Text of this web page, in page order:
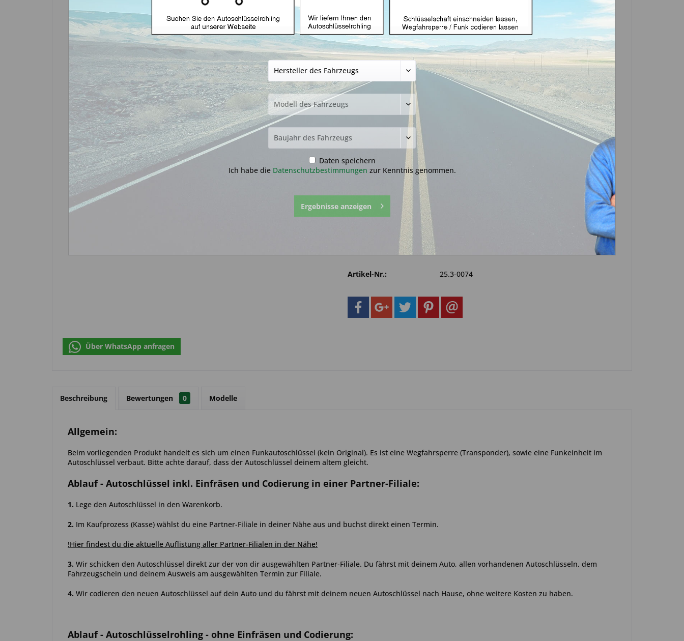
mit ID49-1C und HON66 (Attermarket
Produkt)
79,99 € *
inkl. MwSt. zzgl. Versandkosten
Lieferzeit ca. 1-3 Werktage
NEU: Kompletten Autoschlüssel in einer Partner-Filiale deiner Nähe
nachmachen lassen:
Der genaue Ablauf befindet sich in der Beschreibung. Scrolle einfach
runter.
Fragen zum Artikel?
Artikel-Nr.: 25.3-0074
Über WhatsApp anfragen
Beschreibung Bewertungen 0 Modelle
Allgemein:
Beim vorliegenden Produkt handelt es sich um einen Funkautoschlüssel (kein Original). Es ist eine Wegfahrsperre (Transponder), sowie eine Funkeinheit im
Autoschlüssel verbaut. Bitte achte darauf, dass der Autoschlüssel deinem altem gleicht.
Ablauf- Autoschlüssel inkl. Einfräsen und Codierung in einer Partner-Filiale:
1. Lege den Autoschlüssel in den Warenkorb.
2. Im Kaufprozess (Kasse) wählst du eine Partner-Filiale in deiner Nähe aus und buchst direkt einen Termin.
!Hier findest du die aktuelle Auflistung aller Partner-Filialen in der Nähe!
3. Wir schicken den Autoschlüssel direkt zur der von dir ausgewählten Partner-Filiale. Du fährst mit deinem Auto, allen vorhandenen Autoschlüsseln, dem
Fahrzeugschein und deinem Ausweis am ausgewählten Termin zur Filiale.
4. Wir codieren den neuen Autoschlüssel auf dein Auto und du fährst mit deinem neuen Autoschlüssel nach Hause, ohne weitere Kosten zu haben.
Ablauf- Autoschlüsselrohling - ohne Einfräsen und Codierung:
Daten speichern
Ich habe die Datenschutzbestimmungen zur Kenntnis genommen.
Ergebnisse anzeigen